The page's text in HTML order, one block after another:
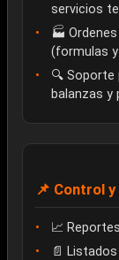
servicios
🏭
(formulas
🔍 Soporte
balanzas
📌 Control
📈
📄